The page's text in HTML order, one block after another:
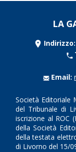
LA
Indirizzo:
Email:
Società Editoriale
del Tribunale di
iscrizione al ROC
della Società
della testata
di Livorno del 15/